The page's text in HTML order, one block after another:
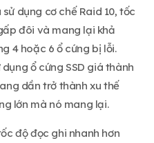
dụng cơ chế Raid 10, tốc
đôi và mang lại khả
4 hoặc 6 ổ cứng bị lỗi.
ổ cứng SSD giá thành
dần trở thành xu thế
lớn mà nó mang lại.
độ đọc ghi nhanh hơn